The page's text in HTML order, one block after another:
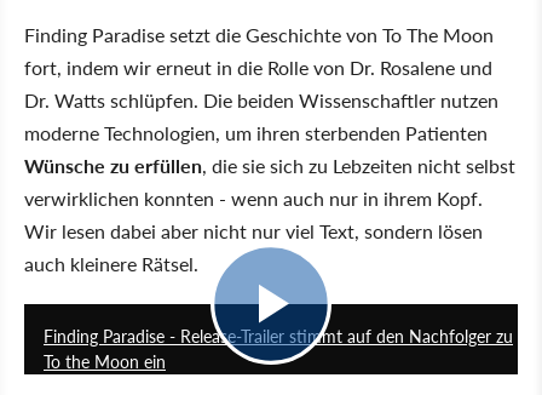
Finding Paradise setzt die Geschichte von To The Moon
fort, indem wir erneut in die Rolle von Dr. Rosalene und
Dr. Watts schlüpfen. Die beiden Wissenschaftler nutzen
moderne Technologien, um ihren sterbenden Patienten
Wünsche zu erfüllen, die sie sich zu Lebzeiten nicht selbst
verwirklichen konnten - wenn auch nur in ihrem Kopf.
Wir lesen dabei aber nicht nur viel Text, sondern lösen
auch kleinere Rätsel.
Finding Paradise - Release-Trailer stimmt auf den Nachfolger zu
To the Moon ein